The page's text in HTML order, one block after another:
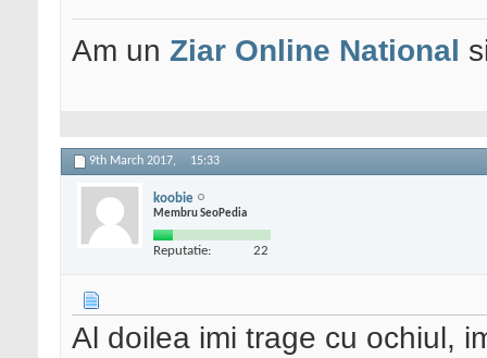
Am un Ziar Online National
9th March 2017, 15:33
koobie
Membru SeoPedia
Reputatie: 22
Al doilea imi trage cu ochiul,